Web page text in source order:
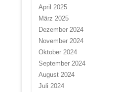
April 2025
März 2025
Dezember 2024
November 2024
Oktober 2024
September 2024
August 2024
Juli 2024